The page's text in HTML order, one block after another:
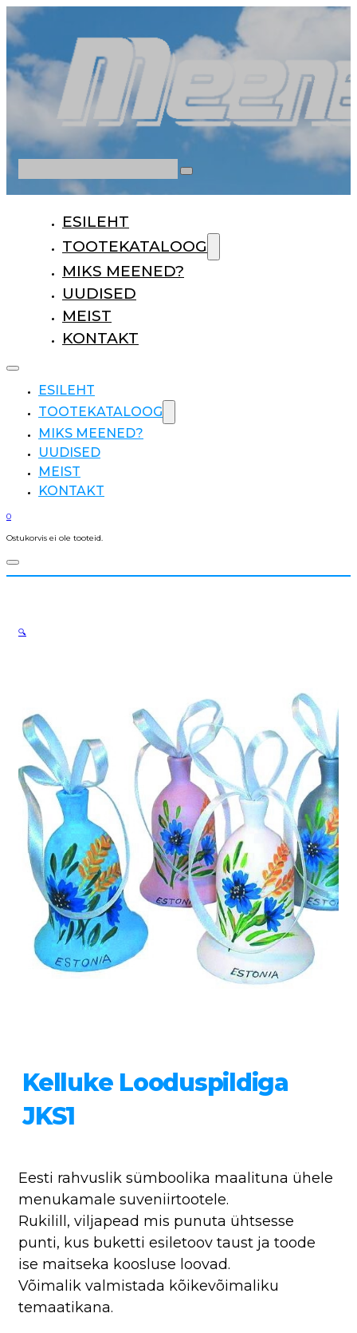
ESILEHT
TOOTEKATALOOG
MIKS MEENED?
UUDISED
MEIST
KONTAKT
ESILEHT
TOOTEKATALOOG
MIKS MEENED?
UUDISED
MEIST
KONTAKT
0
Ostukorvis ei ole tooteid.
Kelluke Looduspildiga
JKS1
Eesti rahvuslik sümboolika maalituna ühele
menukamale suveniirtootele.
Rukilill, viljapead mis punuta ühtsesse
punti, kus buketti esiletoov taust ja toode
ise maitseka koosluse loovad.
Võimalik valmistada kõikevõimaliku
temaatikana.
🔍